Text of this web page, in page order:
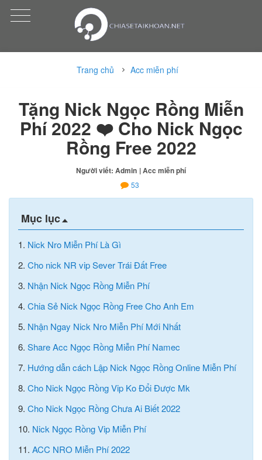
Trang chủ Acc miễn phí
Tặng Nick Ngọc Rồng Miễn
Phí 2022 ❤️ Cho Nick Ngọc
Rồng Free 2022
Người viết: Admin | Acc miễn phí
53
Mục lục
1. Nick Nro Miễn Phí Là Gì
2. Cho nick NR vip Sever Trái Đất Free
3. Nhận Nick Ngọc Rồng Miễn Phí
4. Chia Sẻ Nick Ngọc Rồng Free Cho Anh Em
5. Nhận Ngay Nick Nro Miễn Phí Mới Nhất
6. Share Acc Ngọc Rồng Miễn Phí Namec
7. Hướng dẫn cách Lập Nick Ngọc Rồng Online Miễn Phí
8. Cho Nick Ngọc Rồng Vip Ko Đổi Được Mk
9. Cho Nick Ngọc Rồng Chưa Ai Biết 2022
10. Nick Ngọc Rồng Vip Miễn Phí
11. ACC NRO Miễn Phí 2022